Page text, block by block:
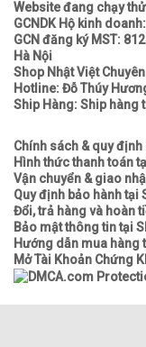
Website đang chạy
GCNDK Hộ kinh
GCN đăng ký MST:
Hà Nội
Shop Nhật Việt
Hotline: Đỗ Thúy
Ship Hàng: Ship hàng
Chính sách & quy
Hình thức thanh toán
Vận chuyển & giao
Quy định bảo hành tại
Đổi, trả hàng và hoàn
Bảo mật thông tin tại
Hướng dẫn mua hàng
Mở Tài Khoản Chứng